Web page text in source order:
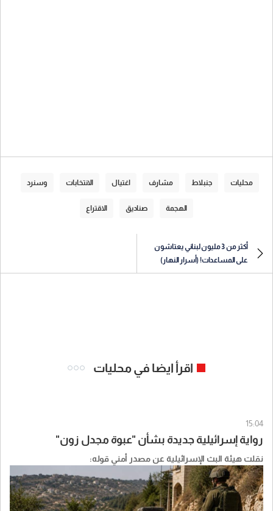
محليات جنبلاط مشارف اغتيال الانتخابات وسنرد
الهجمة صناديق الاقتراع
أكثر من 3 مليون لبناني يعتاشون
على المساعدات! (أسرار النهار)
اقرأ ايضا في محليات
15:04
رواية إسرائيلية جديدة بشأن "عبوة مجدل زون"
نقلت هيئة البث الإسرائيلية عن مصدر أمني قوله: